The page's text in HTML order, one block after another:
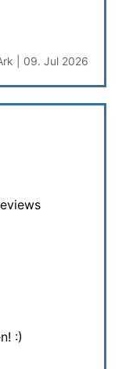
| 09. Jul 2026
:)